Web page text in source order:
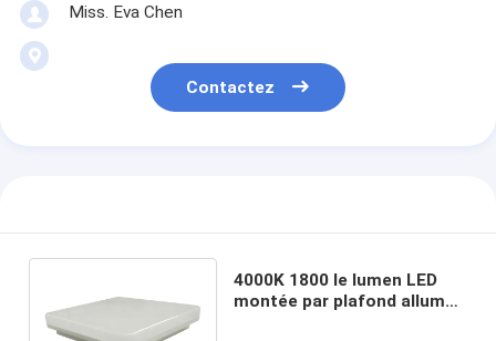
Miss. Eva Chen
Contactez
4000K 1800 le lumen LED
montée par plafond allume